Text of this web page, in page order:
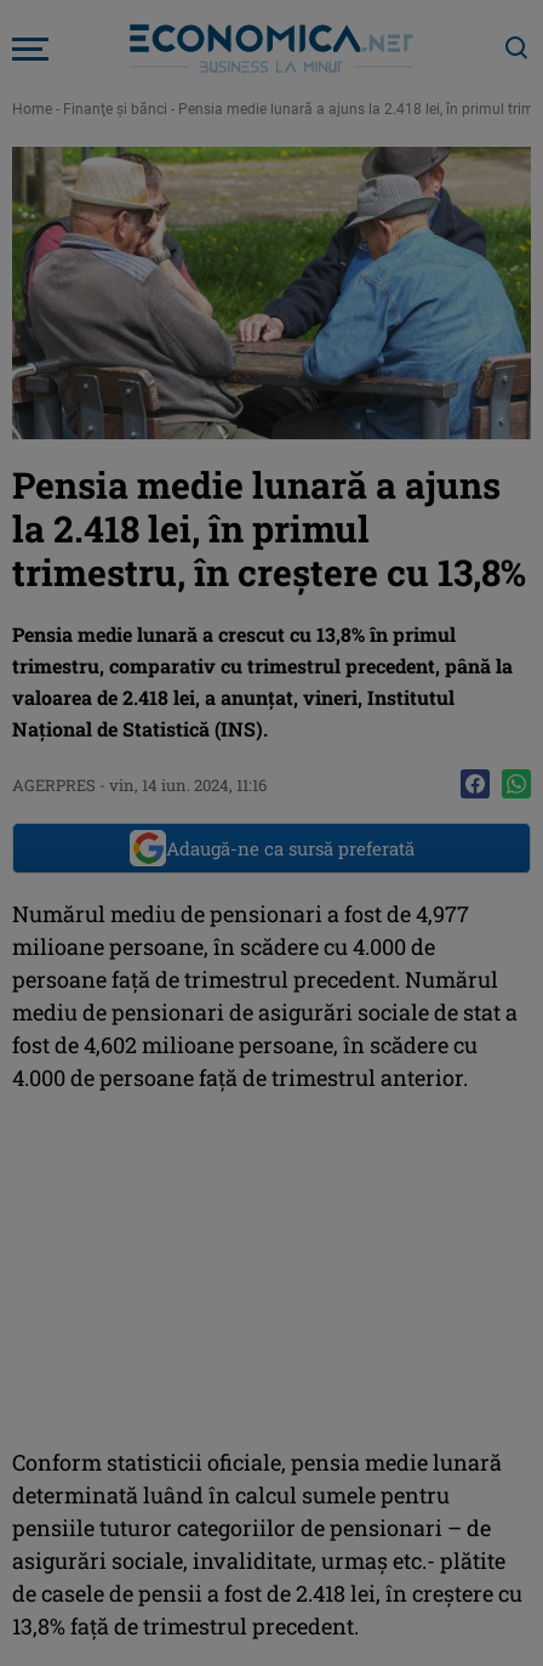
Home - Finanţe şi bănci - Pensia medie lunară a ajuns la 2.418 lei, în primul
Pensia medie lunară a ajuns
la 2.418 lei, în primul
trimestru, în creştere cu 13,8%
Pensia medie lunară a crescut cu 13,8% în primul
trimestru, comparativ cu trimestrul precedent, până la
valoarea de 2.418 lei, a anunţat, vineri, Institutul
Naţional de Statistică (INS).
AGERPRES - vin, 14 iun. 2024, 11:16
Adaugă-ne ca sursă preferată
Numărul mediu de pensionari a fost de 4,977
milioane persoane, în scădere cu 4.000 de
persoane faţă de trimestrul precedent. Numărul
mediu de pensionari de asigurări sociale de stat a
fost de 4,602 milioane persoane, în scădere cu
4.000 de persoane faţă de trimestrul anterior.
Conform statisticii oficiale, pensia medie lunară
determinată luând în calcul sumele pentru
pensiile tuturor categoriilor de pensionari – de
asigurări sociale, invaliditate, urmaş etc.- plătite
de casele de pensii a fost de 2.418 lei, în creştere cu
13,8% faţă de trimestrul precedent.